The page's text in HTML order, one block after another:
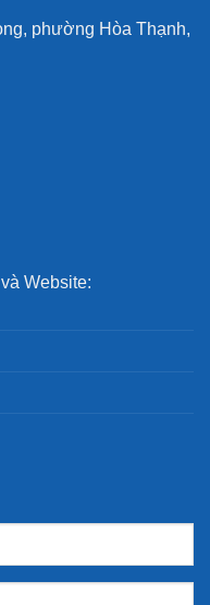
phường Hòa Thạnh,
Website: